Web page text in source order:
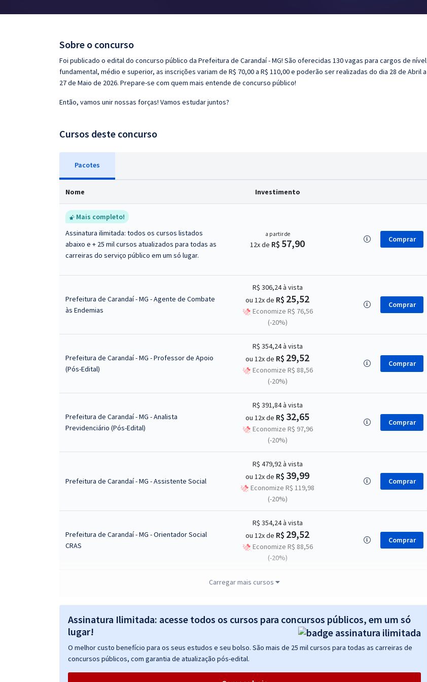
Questões grátis
Sobre o concurso
Foi publicado o edital do concurso público da Prefeitura de Carandaí - MG! São oferecidas 130 vagas para cargos de nível
fundamental, médio e superior, as inscrições variam de R$ 70,00 a R$ 110,00 e poderão ser realizadas do dia 28 de Abril a
27 de Maio de 2026. Prepare-se com quem mais entende de concurso público!
Então, vamos unir nossas forças! Vamos estudar juntos?
Cursos deste concurso
Pacotes
Nome Investimento
Mais completo!
Assinatura ilimitada: todos os cursos listados
abaixo e + 25 mil cursos atualizados para todas as
carreiras do serviço público em um só lugar.
a partir de
12x de R$ 57,90 Comprar
Prefeitura de Carandaí - MG - Agente de Combate
às Endemias
R$ 306,24à vista
ou 12x de R$ 25,52
Economize R$ 76,56
(-20%)
Comprar
Prefeitura de Carandaí - MG - Professor de Apoio
(Pós-Edital)
R$ 354,24à vista
ou 12x de R$ 29,52
Economize R$ 88,56
(-20%)
Comprar
Prefeitura de Carandaí - MG - Analista
Previdenciário (Pós-Edital)
R$ 391,84à vista
ou 12x de R$ 32,65
Economize R$ 97,96
(-20%)
Comprar
Prefeitura de Carandaí - MG - Assistente Social
R$ 479,92à vista
ou 12x de R$ 39,99
Economize R$ 119,98
(-20%)
Comprar
Prefeitura de Carandaí - MG - Orientador Social
CRAS
R$ 354,24à vista
ou 12x de R$ 29,52
Economize R$ 88,56
(-20%)
Comprar
CREAS
R$ 354,24
Economize R$ 88,56
(-20%)
Prefeitura de Carandaí - MG - Conhecimentos
Específicos Para o Cargo de Assistente Social com
ou 12x de R$25,52
(-20%)
Carregar mais cursos
Assinatura Ilimitada: acesse todos os cursos para concursos públicos, em um só
lugar!
O melhor custo benefício para os seus estudos e seu bolso. São mais de 25 mil cursos para todas as carreiras de
concursos públicos, com garantia de atualização pós-edital.